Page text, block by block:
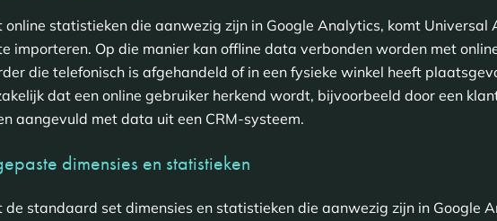
online statistieken die aanwezig zijn in Google Analytics, komt Universal
importeren. Op die manier kan offline data verbonden worden met
die telefonisch is afgehandeld of in een fysieke winkel heeft
dat een online gebruiker herkend wordt, bijvoorbeeld door een
aangevuld met data uit een CRM-systeem.
dimensies en statistieken
de standaard set dimensies en statistieken die aanwezig zijn in Google